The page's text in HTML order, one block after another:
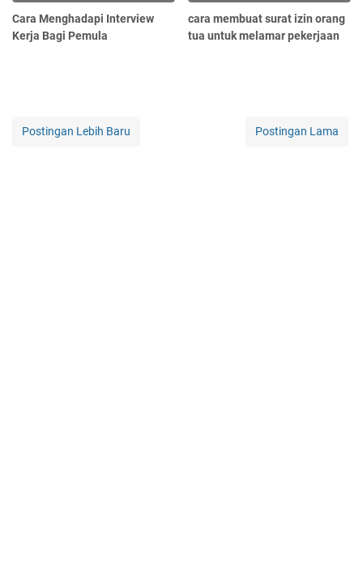
Cara Menghadapi Interview
Kerja Bagi Pemula
cara membuat surat izin orang
tua untuk melamar pekerjaan
Postingan Lebih Baru Postingan Lama